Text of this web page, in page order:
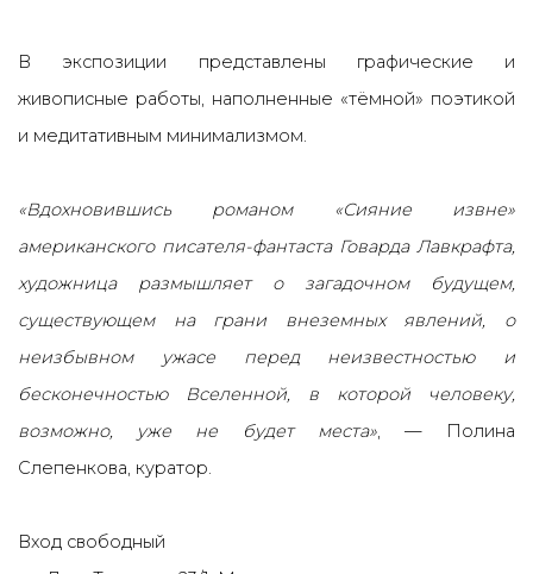
В экспозиции представлены графические и
живописные работы, наполненные «тёмной» поэтикой
и медитативным минимализмом.
«Вдохновившись романом «Сияние извне»
американского писателя-фантаста Говарда Лавкрафта,
художница размышляет о загадочном будущем,
существующем на грани внеземных явлений, о
неизбывном ужасе перед неизвестностью и
бесконечностью Вселенной, в которой человеку,
возможно, уже не будет места», — Полина
Слепенкова, куратор.
Вход свободный